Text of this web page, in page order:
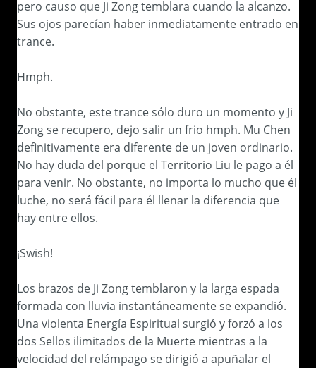
pero causo que Ji Zong temblara cuando la alcanzo.
Sus ojos parecían haber inmediatamente entrado en
trance.
Hmph.
No obstante, este trance sólo duro un momento y Ji
Zong se recupero, dejo salir un frio hmph. Mu Chen
definitivamente era diferente de un joven ordinario.
No hay duda del porque el Territorio Liu le pago a él
para venir. No obstante, no importa lo mucho que él
luche, no será fácil para él llenar la diferencia que
hay entre ellos.
¡Swish!
Los brazos de Ji Zong temblaron y la larga espada
formada con lluvia instantáneamente se expandió.
Una violenta Energía Espiritual surgió y forzó a los
dos Sellos ilimitados de la Muerte mientras a la
velocidad del relámpago se dirigió a apuñalar el